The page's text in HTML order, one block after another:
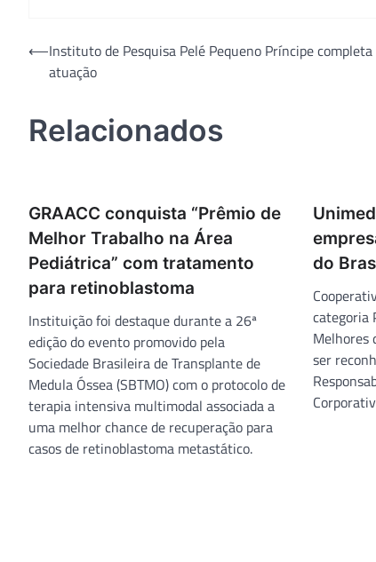
Navegação
⟵Instituto de Pesquisa Pelé Pequeno Príncipe
atuação
Relacionados
GRAACC conquista “Prêmio de
Melhor Trabalho na Área
Pediátrica” com tratamento
para retinoblastoma
Instituição foi destaque durante a 26ª
edição do evento promovido pela
Sociedade Brasileira de Transplante de
Medula Óssea (SBTMO) com o protocolo de
terapia intensiva multimodal associada a
uma melhor chance de recuperação para
casos de retinoblastoma metastático.
do
categoria
Melhores
ser